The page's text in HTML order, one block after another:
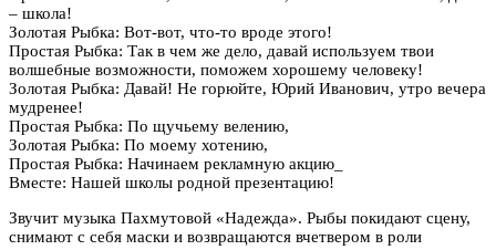
– школа!
Золотая Рыбка: Вот-вот, что-то вроде этого!
Простая Рыбка: Так в чем же дело, давай используем твои
волшебные возможности, поможем хорошему человеку!
Золотая Рыбка: Давай! Не горюйте, Юрий Иванович, утро вечера
мудренее!
Простая Рыбка: По щучьему велению,
Золотая Рыбка: По моему хотению,
Простая Рыбка: Начинаем рекламную акцию_
Вместе: Нашей школы родной презентацию!
Звучит музыка Пахмутовой «Надежда». Рыбы покидают сцену,
снимают с себя маски и возвращаются вчетвером в роли